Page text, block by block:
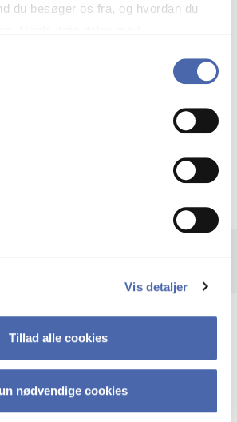
du besøger os fra, og hvordan du
bestemmer selv - og kan altid trække
Vis detaljer
Tillad alle cookies
nødvendige cookies